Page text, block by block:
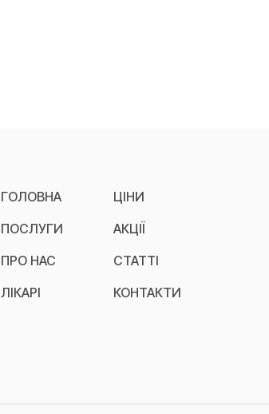
ГОЛОВНА
ПОСЛУГИ
ПРО НАС
ЛІКАРІ
ЦІНИ
АКЦІЇ
СТАТТІ
КОНТАКТИ